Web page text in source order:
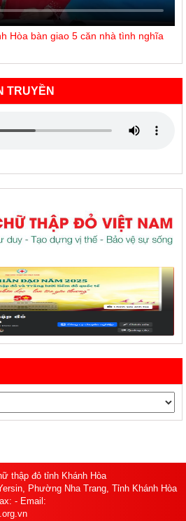
Hòa bàn giao 5 căn nhà tình nghĩa
TRUYỀN
thập đỏ tỉnh Khánh Hòa
Phường Nha Trang, Tỉnh Khánh Hòa
- Email: